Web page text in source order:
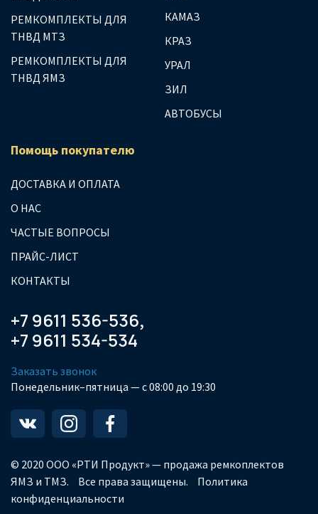
РЕМКОМПЛЕКТЫ ДЛЯ
ТНВД МТЗ
РЕМКОМПЛЕКТЫ ДЛЯ
ТНВД ЯМЗ
КАМАЗ
КРАЗ
УРАЛ
ЗИЛ
АВТОБУСЫ
Помощь покупателю
ДОСТАВКА И ОПЛАТА
О НАС
ЧАСТЫЕ ВОПРОСЫ
ПРАЙС-ЛИСТ
КОНТАКТЫ
+7 9611 536-536,
+7 9611 534-534
Заказать звонок
Понедельник–пятница — с 08:00 до 19:30
© 2020 ООО «РТИ Продукт» — продажа ремкоплектов
ЯМЗ и ТМЗ.
Все права защищены.
Политика
конфиденциальности